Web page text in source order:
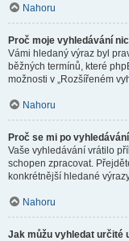
Nahoru
Proč moje vyhledávání
Vámi hledaný výraz byl
běžných termínů, které
možnosti v „Rozšířeném
Nahoru
Proč se mi po
Vaše vyhledávání vrátilo
schopen zpracovat.
konkrétnější hledané
Nahoru
Jak můžu vyhledat určité